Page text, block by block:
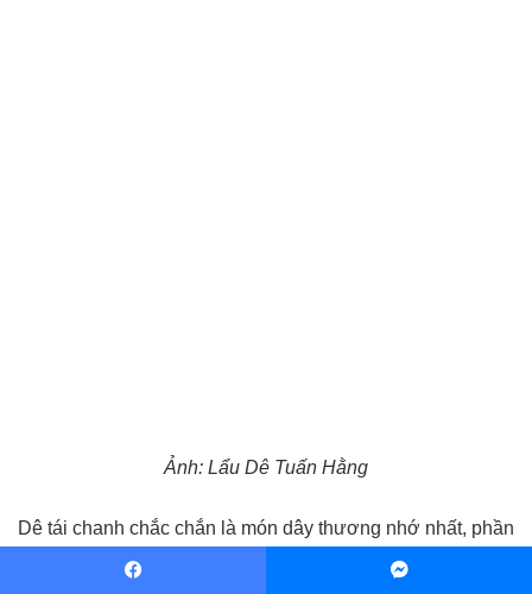
Ảnh: Lẩu Dê Tuấn Hằng
Dê tái chanh chắc chắn là món dây thương nhớ nhất, phần
thịt tái ngọt, thơm, gia vị vừa phải, không bị chua, nếu có